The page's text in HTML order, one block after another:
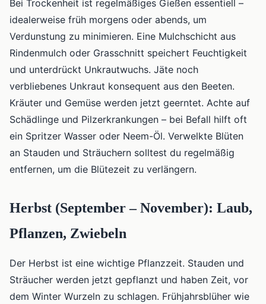
Bei Trockenheit ist regelmäßiges Gießen essentiell –
idealerweise früh morgens oder abends, um
Verdunstung zu minimieren. Eine Mulchschicht aus
Rindenmulch oder Grasschnitt speichert Feuchtigkeit
und unterdrückt Unkrautwuchs. Jäte noch
verbliebenes Unkraut konsequent aus den Beeten.
Kräuter und Gemüse werden jetzt geerntet. Achte auf
Schädlinge und Pilzerkrankungen – bei Befall hilft oft
ein Spritzer Wasser oder Neem-Öl. Verwelkte Blüten
an Stauden und Sträuchern solltest du regelmäßig
entfernen, um die Blütezeit zu verlängern.
Herbst (September – November): Laub,
Pflanzen, Zwiebeln
Der Herbst ist eine wichtige Pflanzzeit. Stauden und
Sträucher werden jetzt gepflanzt und haben Zeit, vor
dem Winter Wurzeln zu schlagen. Frühjahrsblüher wie